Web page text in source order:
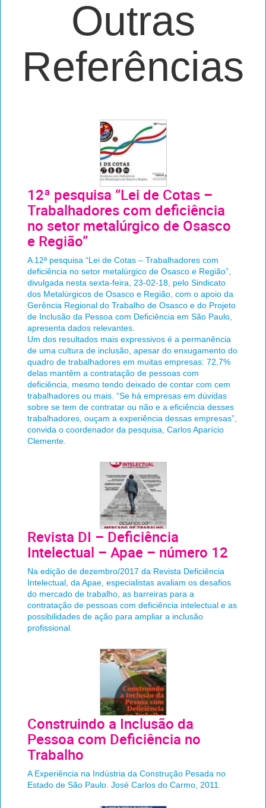
Outras
Referências
12ª pesquisa “Lei de Cotas –
Trabalhadores com deficiência
no setor metalúrgico de Osasco
e Região”
A 12ª pesquisa “Lei de Cotas – Trabalhadores com
deficiência no setor metalúrgico de Osasco e Região”,
divulgada nesta sexta-feira, 23-02-18, pelo Sindicato
dos Metalúrgicos de Osasco e Região, com o apoio da
Gerência Regional do Trabalho de Osasco e do Projeto
de Inclusão da Pessoa com Deficiência em São Paulo,
apresenta dados relevantes.
Um dos resultados mais expressivos é a permanência
de uma cultura de inclusão, apesar do enxugamento do
quadro de trabalhadores em muitas empresas: 72,7%
delas mantêm a contratação de pessoas com
deficiência, mesmo tendo deixado de contar com cem
trabalhadores ou mais. “Se há empresas em dúvidas
sobre se tem de contratar ou não e a eficiência desses
trabalhadores, ouçam a experiência dessas empresas”,
convida o coordenador da pesquisa, Carlos Aparício
Clemente.
Revista DI – Deficiência
Intelectual – Apae – número 12
Na edição de dezembro/2017 da Revista Deficiência
Intelectual, da Apae, especialistas avaliam os desafios
do mercado de trabalho, as barreiras para a
contratação de pessoas com deficiência intelectual e as
possibilidades de ação para ampliar a inclusão
profissional.
Construindo a Inclusão da
Pessoa com Deficiência no
Trabalho
A Experiência na Indústria da Construção Pesada no
Estado de São Paulo. José Carlos do Carmo, 2011.